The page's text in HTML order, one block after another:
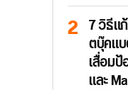
7 วิธีแ
ตบุ๊คแ
เสื่อม
และ